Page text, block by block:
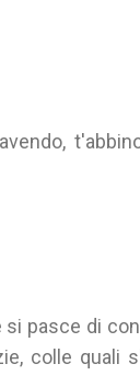
pasce di
colle quali